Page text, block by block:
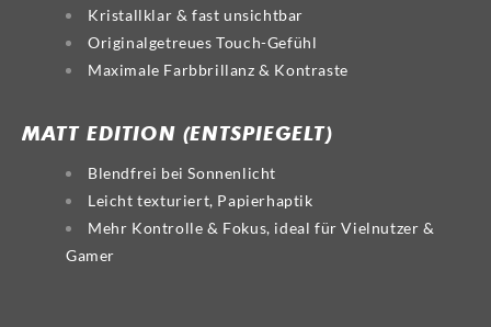
Kristallklar & fast unsichtbar
Originalgetreues Touch-Gefühl
Maximale Farbbrillanz & Kontraste
MATT EDITION (ENTSPIEGELT)
Blendfrei bei Sonnenlicht
Leicht texturiert, Papierhaptik
Mehr Kontrolle & Fokus, ideal für Vielnutzer &
Gamer